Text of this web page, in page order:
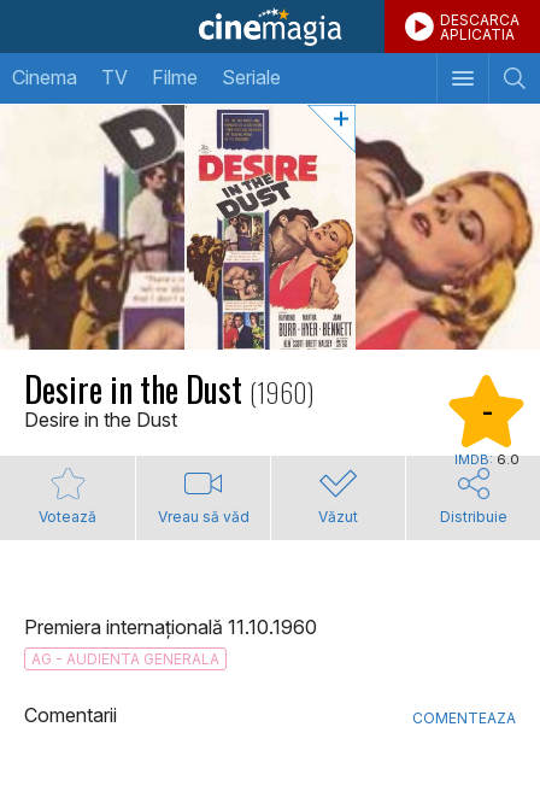
DESCARCA
APLICATIA
Cinema TV Filme Seriale
Desire in the Dust (1960)
Desire in the Dust -
IMDB:6.0
Votează Vreau să văd Văzut Distribuie
Premiera internațională 11.10.1960
AG - AUDIENTA GENERALA
Comentarii COMENTEAZA